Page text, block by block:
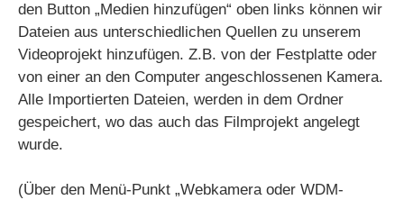
den Button „Medien hinzufügen“ oben links können wir
Dateien aus unterschiedlichen Quellen zu unserem
Videoprojekt hinzufügen. Z.B. von der Festplatte oder
von einer an den Computer angeschlossenen Kamera.
Alle Importierten Dateien, werden in dem Ordner
gespeichert, wo das auch das Filmprojekt angelegt
wurde.
(Über den Menü-Punkt „Webkamera oder WDM-